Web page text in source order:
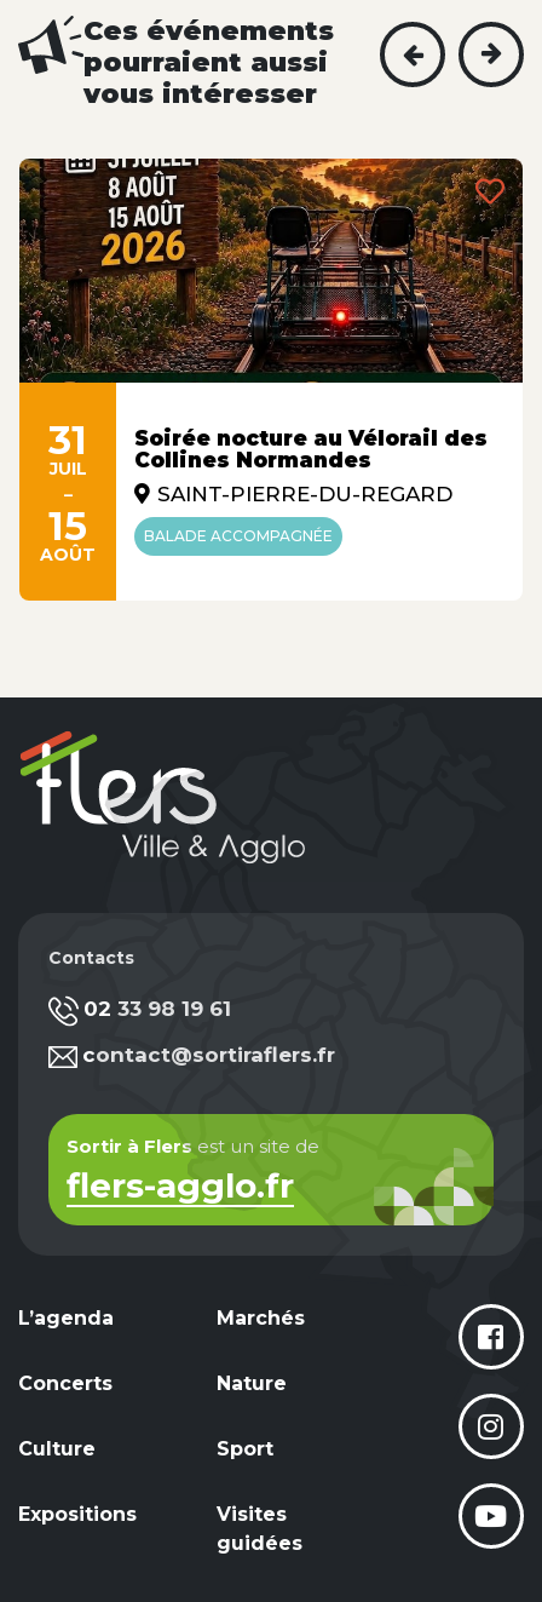
Ces événements
pourraient aussi
vous intéresser
31
JUIL
-
15
AOÛT
Soirée nocture au Vélorail des
Collines Normandes
SAINT-PIERRE-DU-REGARD
BALADE ACCOMPAGNÉE
Contacts
02 33 98 19 61
contact@sortiraflers.fr
Sortir à Flers est un site de
flers-agglo.fr
L’agenda
Concerts
Culture
Expositions
Marchés
Nature
Sport
Visites
guidées